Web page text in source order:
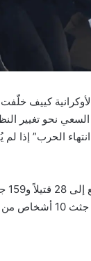
السعي نحو تغيير
الحرب” إذا لم
استهدف حي